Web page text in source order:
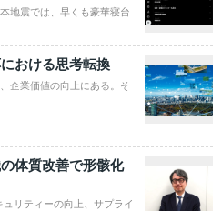
地震では、早くも豪華寝台
おける思考転換
企業価値の向上にある。そ
体質改善で形骸化
リティーの向上、サプライ